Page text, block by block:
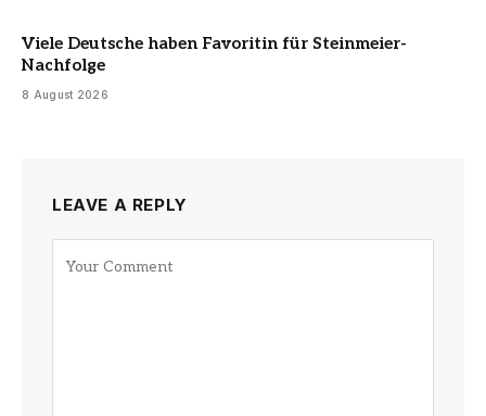
Viele Deutsche haben Favoritin für Steinmeier-
Nachfolge
8 August 2026
LEAVE A REPLY